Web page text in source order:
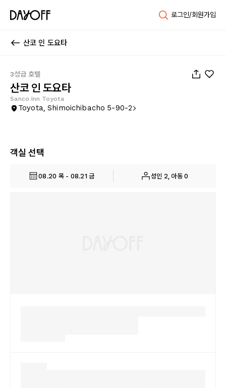
로그인/회원가입
산코 인 도요타
3성급 호텔
산코 인 도요타
Sanco Inn Toyota
Toyota, Shimoichibacho 5-90-2
객실 선택
08.20 목 - 08.21 금 성인 2, 아동 0